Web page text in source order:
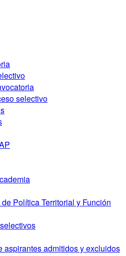
selectivo
Política Territorial y Función
aspirantes admitidos y excluidos